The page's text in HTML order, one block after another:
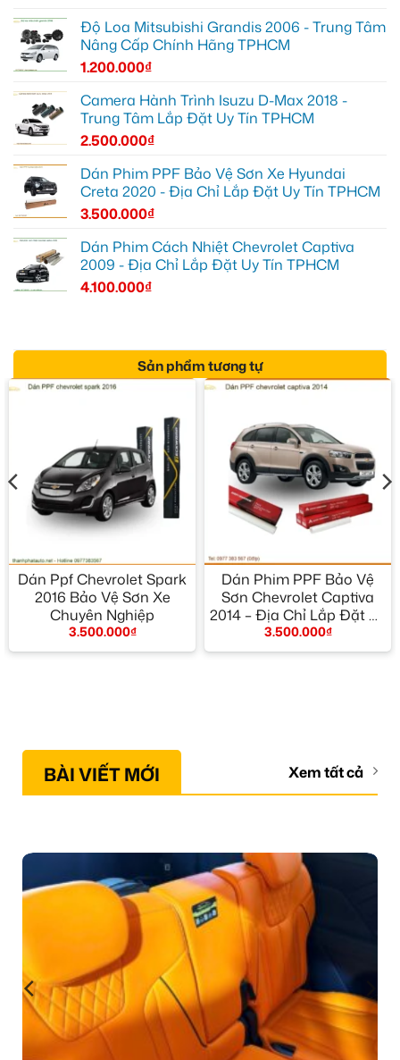
Độ Loa Mitsubishi Grandis 2006 - Trung Tâm
Nâng Cấp Chính Hãng TPHCM
1.200.000₫
Camera Hành Trình Isuzu D-Max 2018 -
Trung Tâm Lắp Đặt Uy Tín TPHCM
2.500.000₫
Dán Phim PPF Bảo Vệ Sơn Xe Hyundai
Creta 2020 - Địa Chỉ Lắp Đặt Uy Tín TPHCM
3.500.000₫
Dán Phim Cách Nhiệt Chevrolet Captiva
2009 - Địa Chỉ Lắp Đặt Uy Tín TPHCM
4.100.000₫
Sản phẩm tương tự
Dán Ppf Chevrolet Spark
2016 Bảo Vệ Sơn Xe
Chuyên Nghiệp
3.500.000₫
Dán Phim PPF Bảo Vệ
Sơn Chevrolet Captiva
2014 – Địa Chỉ Lắp Đặt Uy
Tín TPHCM
3.500.000₫
BÀI VIẾT MỚI Xem tất cả